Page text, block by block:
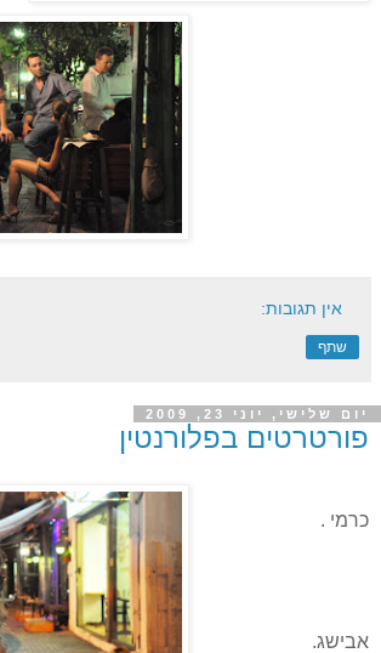
אין תגובות:
שתף
יום שלישי, יוני 23, 2009
פורטרטים בפלורנטין
כרמי .
אבישג.